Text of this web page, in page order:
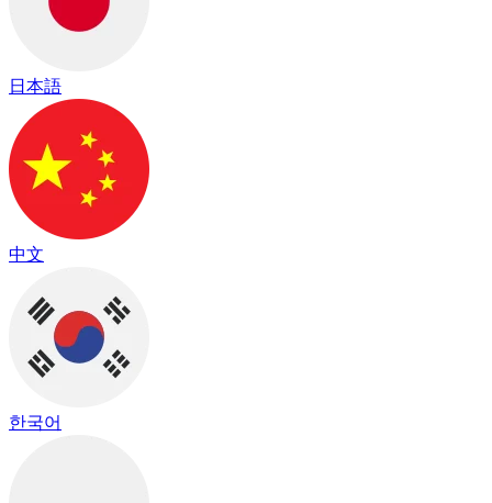
日本語
中文
한국어